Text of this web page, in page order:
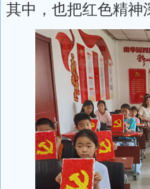
其中，也把红色精神